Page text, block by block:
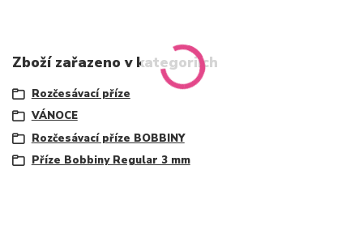
Zboží zařazeno v kategoriích
Rozčesávací příze
VÁNOCE
Rozčesávací příze BOBBINY
Příze Bobbiny Regular 3 mm